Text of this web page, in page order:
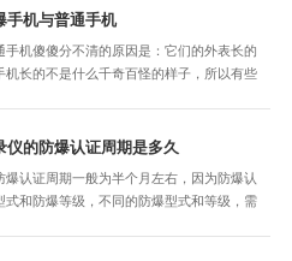
燃气体报警器检测到可燃性气体浓度达…
手机与普通手机
手机傻傻分不清的原因是：它们的外表长的
机长的不是什么千奇百怪的样子，所以有些
普通手机则没有这些。在购买防爆手机…
仪的防爆认证周期是多久
爆认证周期一般为半个月左右，因为防爆认
式和防爆等级，不同的防爆型式和等级，需